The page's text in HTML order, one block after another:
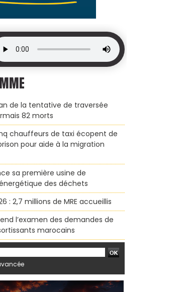
de la tentative de traversée
82 morts
chauffeurs de taxi écopent de
pour aide à la migration
sa première usine de
des déchets
: 2,7 millions de MRE accueillis
l’examen des demandes de
marocains